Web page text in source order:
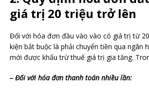
giá trị 20 triệu trở lên
Đối với hóa đơn đầu vào vào có giá trị từ
kiện bắt buộc là phải chuyển tiền qua ngân
mới được khấu trừ thuế giá trị gia tăng.
– Đối với hóa đơn thanh toán nhiều lần: